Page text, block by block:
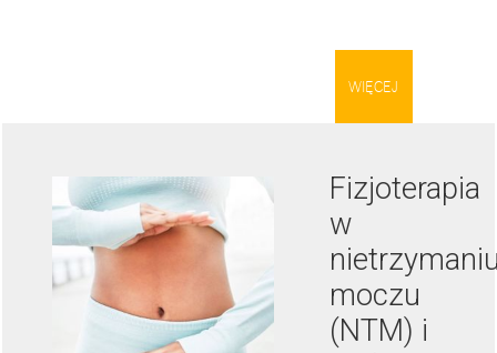
WIĘCEJ
Fizjoterapia
w
moczu
(NTM) i